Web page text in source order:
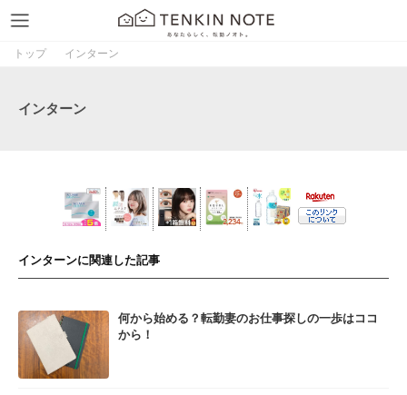
トップ インターン
インターン
インターンに関連した記事
何から始める？転勤妻のお仕事探しの一歩はココ
から！